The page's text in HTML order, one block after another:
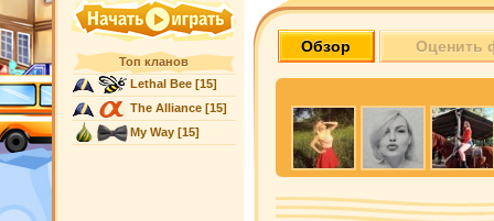
Топ кланов
Lethal Bee[15]
The Alliance[15]
My Way[15]
Обзор Оценить